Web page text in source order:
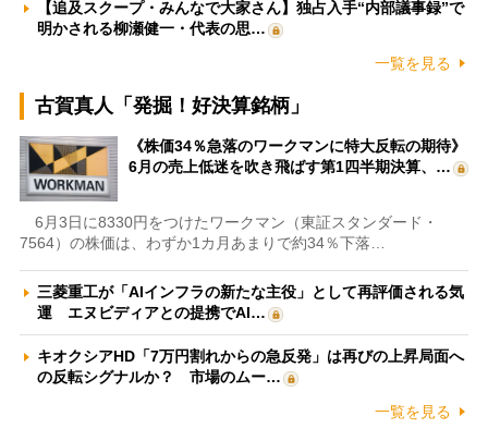
【追及スクープ・みんなで大家さん】独占入手“内部議事録”で
明かされる柳瀬健一・代表の思…
一覧を見る
古賀真人「発掘！好決算銘柄」
《株価34％急落のワークマンに特大反転の期待》
6月の売上低迷を吹き飛ばす第1四半期決算、…
6月3日に8330円をつけたワークマン（東証スタンダード・
7564）の株価は、わずか1カ月あまりで約34％下落…
三菱重工が「AIインフラの新たな主役」として再評価される気
運 エヌビディアとの提携でAI…
キオクシアHD「7万円割れからの急反発」は再びの上昇局面へ
の反転シグナルか？ 市場のムー…
一覧を見る